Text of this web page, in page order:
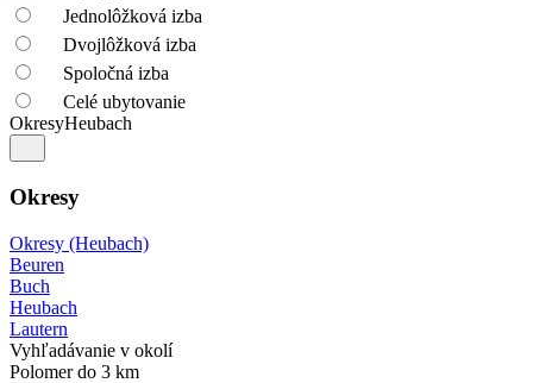
Jednolôžková izba
Dvojlôžková izba
Spoločná izba
Celé ubytovanie
OkresyHeubach
Okresy
Okresy (Heubach)
Beuren
Buch
Heubach
Lautern
Vyhľadávanie v okolí
Polomer do 3 km